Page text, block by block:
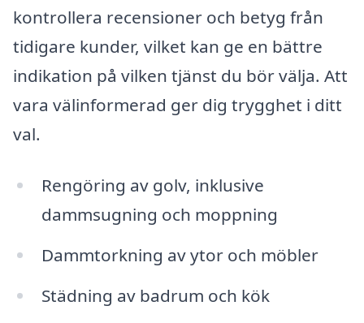
kontrollera recensioner och betyg från
tidigare kunder, vilket kan ge en bättre
indikation på vilken tjänst du bör välja. Att
vara välinformerad ger dig trygghet i ditt
val.
Rengöring av golv, inklusive
dammsugning och moppning
Dammtorkning av ytor och möbler
Städning av badrum och kök